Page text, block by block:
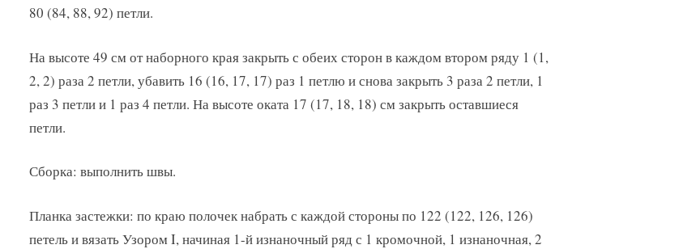
80 (84, 88, 92) петли.
На высоте 49 см от наборного края закрыть с обеих сторон в каждом втором ряду 1 (1,
2, 2) раза 2 петли, убавить 16 (16, 17, 17) раз 1 петлю и снова закрыть 3 раза 2 петли, 1
раз 3 петли и 1 раз 4 петли. На высоте оката 17 (17, 18, 18) см закрыть оставшиеся
петли.
Сборка: выполнить швы.
Планка застежки: по краю полочек набрать с каждой стороны по 122 (122, 126, 126)
петель и вязать Узором I, начиная 1-й изнаночный ряд с 1 кромочной, 1 изнаночная, 2